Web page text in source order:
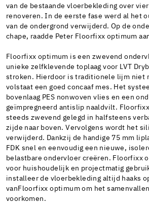
van de bestaande vloerbekleding over
renoveren. In de eerste fase werd al het
van de ondergrond verwijderd. Op de
chape, raadde Peter Floorfixx optimum
Floorfixx optimum is een zwevend
unieke zelfklevende toplaag voor LVT
stroken. Hierdoor is traditionele lijm niet
volstaat een goed concaaf mes. Het
bovenlaag PES nonwoven vlies en een
geïmpregneerd antislip naaldvilt.
steeds zwevend gelegd in halfsteens
zijde naar boven. Vervolgens wordt het
verwijderd. Dankzij de handige 75 mm
FDK snel en eenvoudig een nieuwe,
belastbare ondervloer creëren. Floorfixx
voor huishoudelijk en projectmatig
installeer de vloerbekleding altijd haaks
vanFloorfixx optimum om het
voorkomen.